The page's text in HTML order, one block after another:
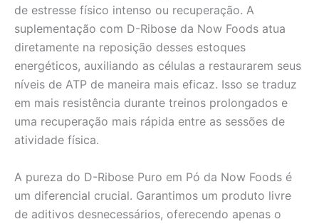
de estresse físico intenso ou recuperação. A
suplementação com D-Ribose da Now Foods atua
diretamente na reposição desses estoques
energéticos, auxiliando as células a restaurarem seus
níveis de ATP de maneira mais eficaz. Isso se traduz
em mais resistência durante treinos prolongados e
uma recuperação mais rápida entre as sessões de
atividade física.
A pureza do D-Ribose Puro em Pó da Now Foods é
um diferencial crucial. Garantimos um produto livre
de aditivos desnecessários, oferecendo apenas o